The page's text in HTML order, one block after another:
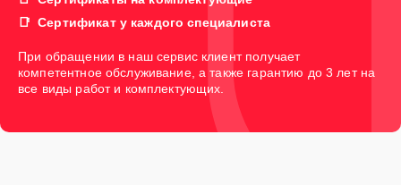
Сертификат у каждого специалиста
При обращении в наш сервис клиент получает
компетентное обслуживание, а также гарантию до 3 лет на
все виды работ и комплектующих.